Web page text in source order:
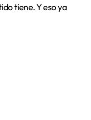
tiene. Y eso ya